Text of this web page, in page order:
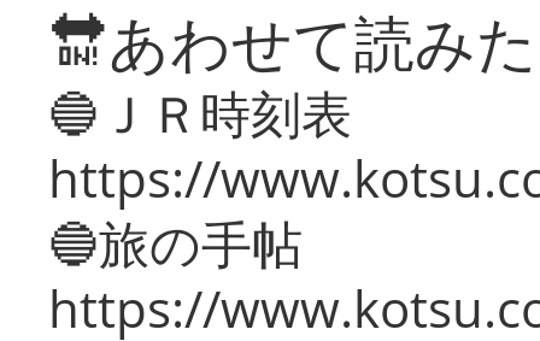
🔛あわせて読み
🔵ＪＲ時刻表
https://
🔵旅の手帖
https://